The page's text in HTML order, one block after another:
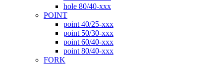
hole 80/40-xxx
POINT
point 40/25-xxx
point 50/30-xxx
point 60/40-xxx
point 80/40-xxx
FORK